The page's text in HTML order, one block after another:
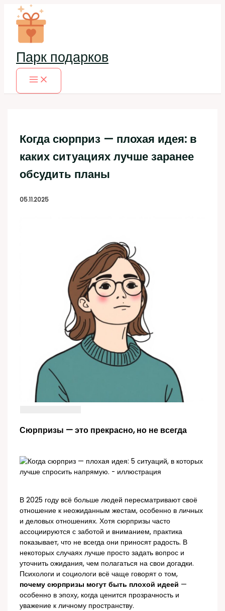
Перейти
содержимому
Парк подарков
Когда сюрприз — плохая идея: в
каких ситуациях лучше заранее
обсудить планы
05.11.2025
Сюрпризы — это прекрасно, но не всегда
В 2025 году всё больше людей пересматривают своё
отношение к неожиданным жестам, особенно в личных
и деловых отношениях. Хотя сюрпризы часто
ассоциируются с заботой и вниманием, практика
показывает, что не всегда они приносят радость. В
некоторых случаях лучше просто задать вопрос и
уточнить ожидания, чем полагаться на свои догадки.
Психологи и социологи всё чаще говорят о том,
почему сюрпризы могут быть плохой идеей —
особенно в эпоху, когда ценится прозрачность и
уважение к личному пространству.